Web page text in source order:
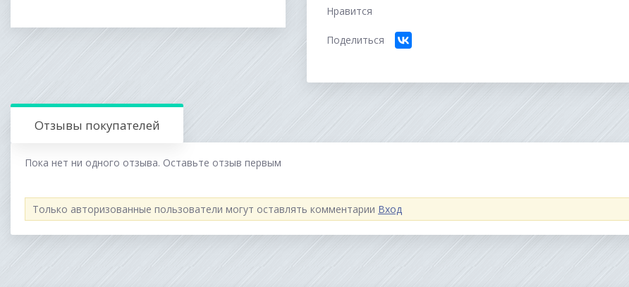
Нравится
Поделиться
Отзывы покупателей
Пока нет ни одного отзыва. Оставьте отзыв первым
Только авторизованные пользователи могут оставлять комментарии Вход